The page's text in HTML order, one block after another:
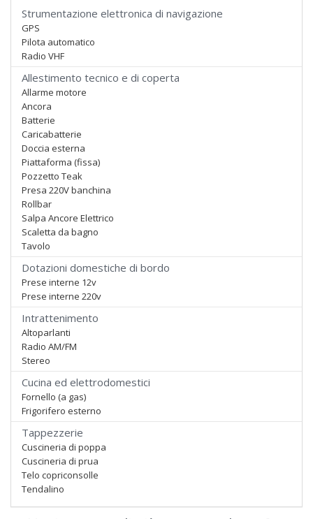
Strumentazione elettronica di navigazione
GPS
Pilota automatico
Radio VHF
Allestimento tecnico e di coperta
Allarme motore
Ancora
Batterie
Caricabatterie
Doccia esterna
Piattaforma (fissa)
Pozzetto Teak
Presa 220V banchina
Rollbar
Salpa Ancore Elettrico
Scaletta da bagno
Tavolo
Dotazioni domestiche di bordo
Prese interne 12v
Prese interne 220v
Intrattenimento
Altoparlanti
Radio AM/FM
Stereo
Cucina ed elettrodomestici
Fornello (a gas)
Frigorifero esterno
Tappezzerie
Cuscineria di poppa
Cuscineria di prua
Telo copriconsolle
Tendalino